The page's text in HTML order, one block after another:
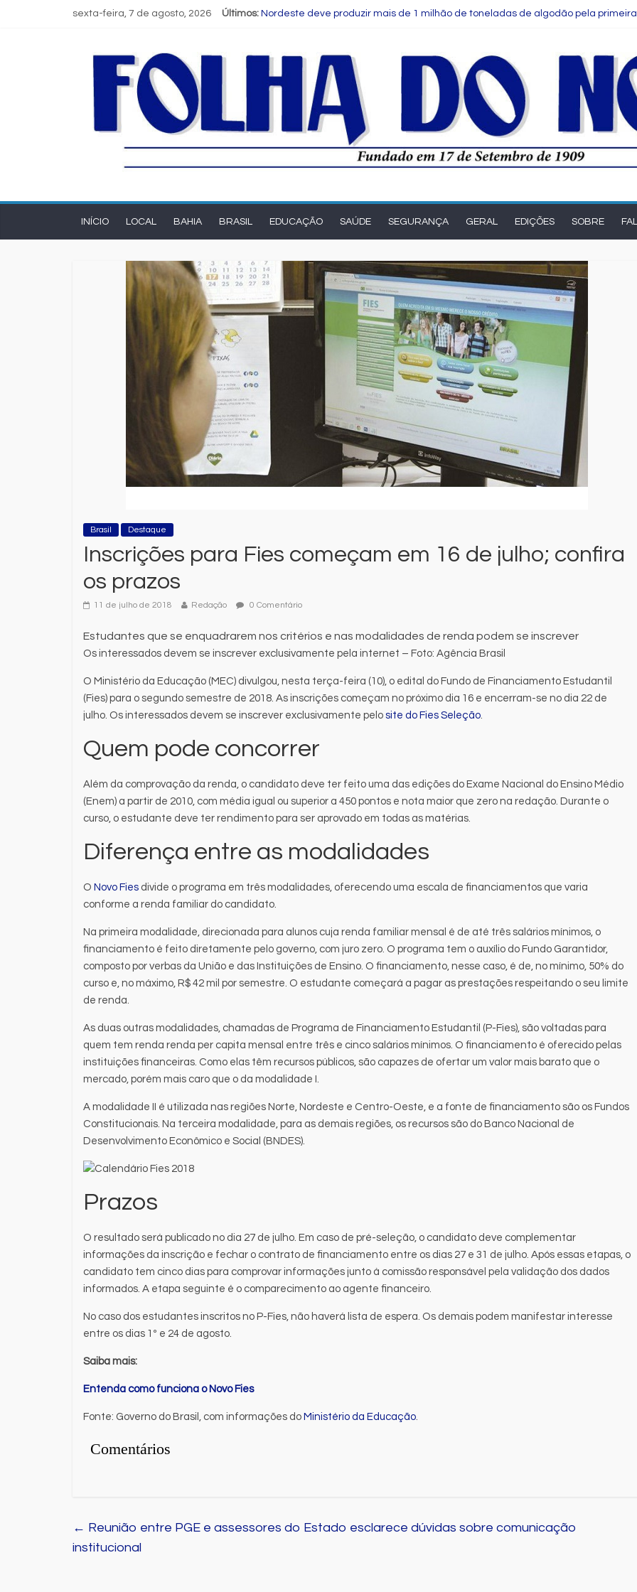
sexta-feira, 7 de agosto, 2026 Últimos: Nordeste deve produzir mais de 1 milhão de toneladas de algodão pela
Estudante de Salvador é selecionada para intercâmbio em tecnologia na China
FIEB lança Comitê das Cadeias Química e Petroquímica com o objetivo de
INÍCIO LOCAL BAHIA BRASIL EDUCAÇÃO SAÚDE SEGURANÇA GERAL EDIÇÕES SOBRE
Brasil Destaque
Inscrições para Fies começam em 16 de julho; confira
os prazos
11 de julho de 2018 Redação 0 Comentário
Estudantes que se enquadrarem nos critérios e nas modalidades de renda podem se inscrever
Os interessados devem se inscrever exclusivamente pela internet – Foto: Agência Brasil
O Ministério da Educação (MEC) divulgou, nesta terça-feira (10), o edital do Fundo de Financiamento Estudantil
(Fies) para o segundo semestre de 2018. As inscrições começam no próximo dia 16 e encerram-se no dia 22 de
julho. Os interessados devem se inscrever exclusivamente pelo site do Fies Seleção
Quem pode concorrer
Além da comprovação da renda, o candidato deve ter feito uma das edições do Exame Nacional do Ensino Médio
(Enem) a partir de 2010, com média igual ou superior a 450 pontos e nota maior que zero na redação. Durante o
curso, o estudante deve ter rendimento para ser aprovado em todas as matérias.
Diferença entre as modalidades
O Novo Fies divide o programa em três modalidades, oferecendo uma escala de financiamentos que varia
conforme a renda familiar do candidato.
Na primeira modalidade, direcionada para alunos cuja renda familiar mensal é de até três salários mínimos, o
financiamento é feito diretamente pelo governo, com juro zero. O programa tem o auxílio do Fundo Garantidor,
composto por verbas da União e das Instituições de Ensino. O financiamento, nesse caso, é de, no mínimo, 50% do
curso e, no máximo, R$ 42 mil por semestre. O estudante começará a pagar as prestações respeitando o seu limite
de renda.
As duas outras modalidades, chamadas de Programa de Financiamento Estudantil (P-Fies), são voltadas para
quem tem renda renda per capita mensal entre três e cinco salários mínimos. O financiamento é oferecido pelas
instituições financeiras. Como elas têm recursos públicos, são capazes de ofertar um valor mais barato que o
mercado, porém mais caro que o da modalidade I.
A modalidade II é utilizada nas regiões Norte, Nordeste e Centro-Oeste, e a fonte de financiamento são os Fundos
Constitucionais. Na terceira modalidade, para as demais regiões, os recursos são do Banco Nacional de
Desenvolvimento Econômico e Social (BNDES).
Prazos
O resultado será publicado no dia 27 de julho. Em caso de pré-seleção, o candidato deve complementar
informações da inscrição e fechar o contrato de financiamento entre os dias 27 e 31 de julho. Após essas etapas, o
candidato tem cinco dias para comprovar informações junto à comissão responsável pela validação dos dados
informados. A etapa seguinte é o comparecimento ao agente financeiro.
No caso dos estudantes inscritos no P-Fies, não haverá lista de espera. Os demais podem manifestar interesse
entre os dias 1º e 24 de agosto.
Saiba mais:
Entenda como funciona o Novo Fies
Fonte: Governo do Brasil, com informações do Ministério da Educação
Comentários
← Reunião entre PGE e assessores do Estado esclarece dúvidas sobre comunicação
institucional